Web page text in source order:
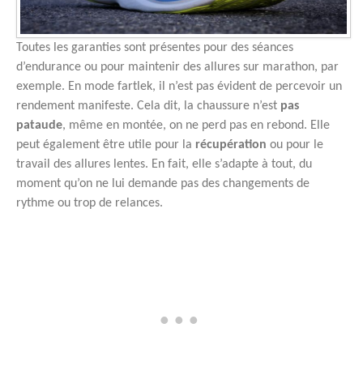
Toutes les garanties sont présentes pour des séances
d’endurance ou pour maintenir des allures sur marathon, par
exemple. En mode fartlek, il n’est pas évident de percevoir un
rendement manifeste. Cela dit, la chaussure n’est pas
pataude, même en montée, on ne perd pas en rebond. Elle
peut également être utile pour la récupération ou pour le
travail des allures lentes. En fait, elle s’adapte à tout, du
moment qu’on ne lui demande pas des changements de
rythme ou trop de relances.